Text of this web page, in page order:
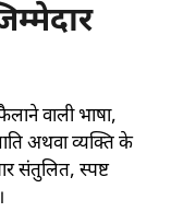
वाली भाषा,
अथवा व्यक्ति के
संतुलित, स्पष्ट